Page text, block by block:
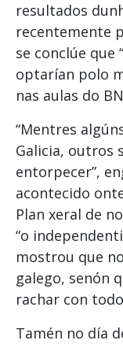
resultados
recentemente
se conclúe que
optarían polo
nas aulas do
“Mentres
Galicia, outros
entorpecer”,
acontecido
Plan xeral de
“o
mostrou que
galego, senón
rachar con
Tamén no día